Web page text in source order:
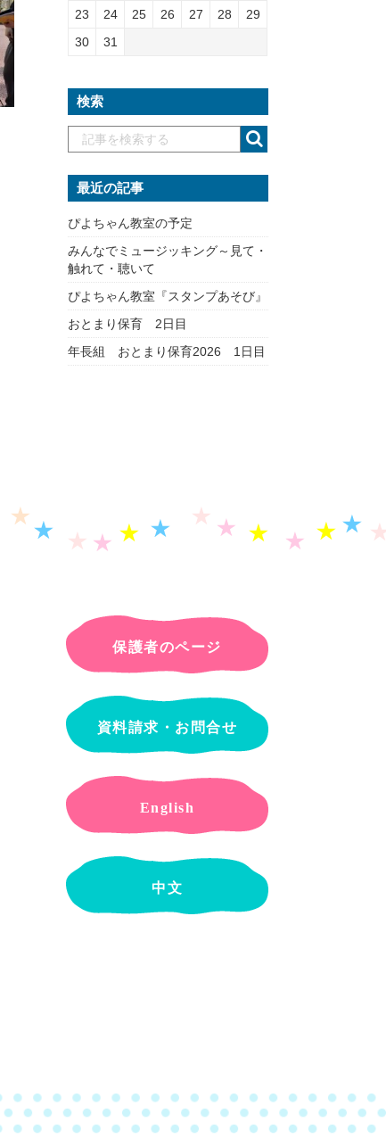
23
24 25 26 27 28
29
30
31
検索
最近の記事
ぴよちゃん教室の予定
みんなでミュージッキング～見て・
触れて・聴いて
ぴよちゃん教室『スタンプあそび』
おとまり保育 2日目
年長組 おとまり保育2026 1日目
保護者のページ
資料請求・お問合せ
English
中文